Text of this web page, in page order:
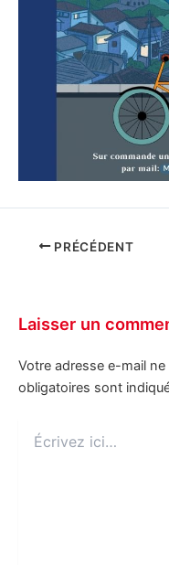
PRÉCÉDENT
Laisser un
Votre adresse e-mail
obligatoires sont
ici…